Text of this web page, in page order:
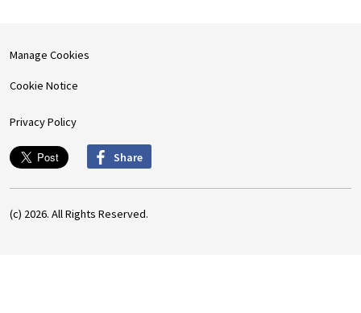
Manage Cookies
Cookie Notice
Privacy Policy
Share
(c) 2026. All Rights Reserved.